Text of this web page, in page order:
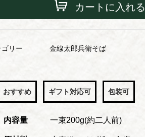
カートに入れる
ゴリー 金線太郎兵衛そば
おすすめ ギフト対応可 包装可
内容量 一束200g(約二人前)